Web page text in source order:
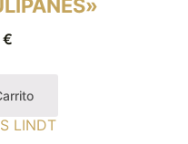
€